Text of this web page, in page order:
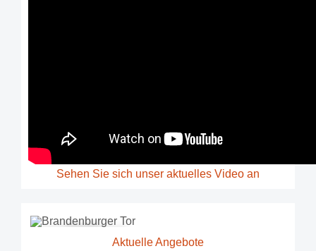
Sehen Sie sich unser aktuelles Video an
Aktuelle Angebote